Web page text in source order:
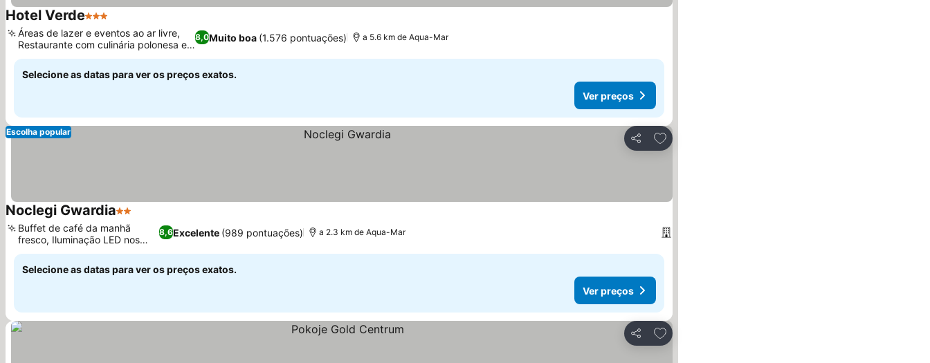
Hotel Verde3 Estrelas
8,0Muito boa (1.576 pontuações)
Áreas de lazer e eventos ao ar livre,
Restaurante com culinária polonesa e
europeia
a 5.6 km de Aqua-Mar
Selecione as datas para ver os preços exatos.
Ver preços
Partilhar
Adicionar aos favoritos
Escolha popular
Noclegi Gwardia2 Estrelas
8,6Excelente (989 pontuações)
Buffet de café da manhã
fresco, Iluminação LED nos
quartos
a 2.3 km de Aqua-Mar
Selecione as datas para ver os preços exatos.
Ver preços
Partilhar
Adicionar aos favoritos